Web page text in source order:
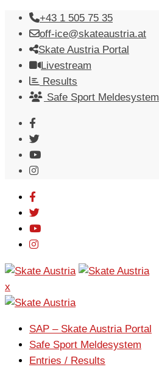
Skip
content
+43 1 505 75 35
off-ice@skateaustria.at
Skate Austria Portal
Livestream
Results
Safe Sport Meldesystem
x
SAP – Skate Austria Portal
Safe Sport Meldesystem
Entries / Results